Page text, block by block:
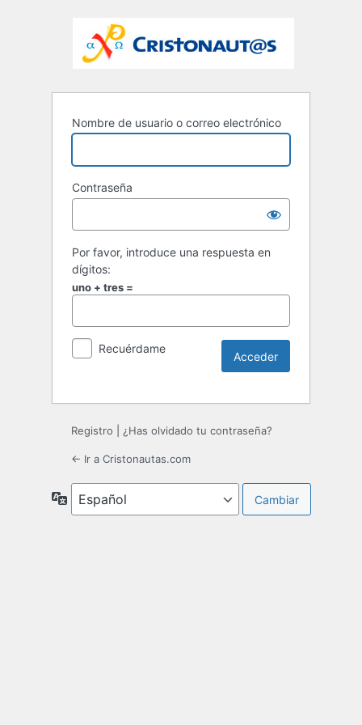
Nombre de usuario o correo electrónico
Contraseña
Por favor, introduce una respuesta en
dígitos:
uno + tres =
Recuérdame
Registro ¿Has olvidado tu contraseña?
← Ir a Cristonautas.com
Idioma